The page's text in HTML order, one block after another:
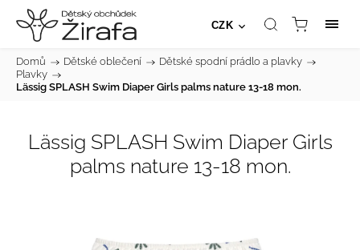
CZK
Domů / Dětské oblečení / Dětské spodní prádlo a plavky /
Plavky /
Lässig SPLASH Swim Diaper Girls palms nature 13-18 mon.
Lässig SPLASH Swim Diaper Girls
palms nature 13-18 mon.